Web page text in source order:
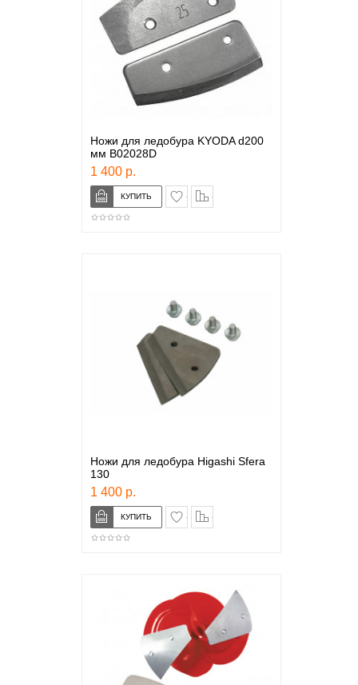
Ножи для ледобура KYODA d200
мм B02028D
1 400 р.
в закладки
Ножи для ледобура Higashi Sfera
130
1 400 р.
в закладки